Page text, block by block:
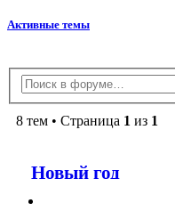
Активные темы
8 тем • Страница 1 из 1
Новый год